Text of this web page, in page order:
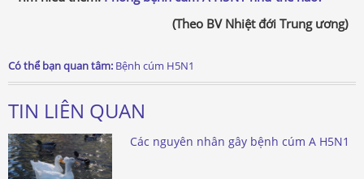
(Theo BV Nhiệt đới Trung ương)
Có thể bạn quan tâm: Bệnh cúm H5N1
TIN LIÊN QUAN
Các nguyên nhân gây bệnh cúm A H5N1